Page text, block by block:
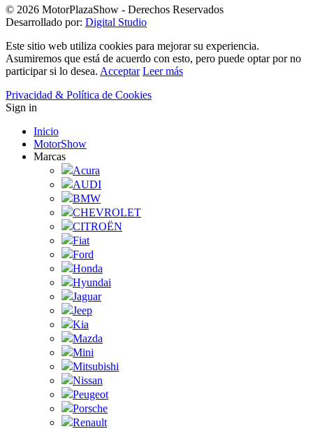
© 2026 MotorPlazaShow - Derechos Reservados
Desarrollado por: Digital Studio
Este sitio web utiliza cookies para mejorar su experiencia.
Asumiremos que está de acuerdo con esto, pero puede optar por no
participar si lo desea. Acceptar Leer más
Privacidad & Política de Cookies
Sign in
Inicio
MotorShow
Marcas
Acura
AUDI
BMW
CHEVROLET
CITROËN
Fiat
Ford
Honda
Hyundai
Jaguar
Jeep
Kia
Mazda
Mini
Mitsubishi
Nissan
Peugeot
Porsche
Renault